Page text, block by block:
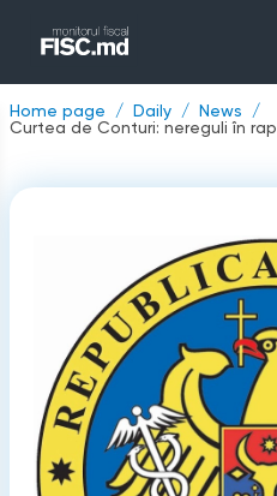
Home page Daily
News
Curtea de Conturi: nereguli în